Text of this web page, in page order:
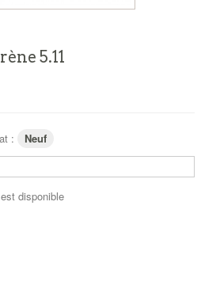
5.11
: Neuf
disponible